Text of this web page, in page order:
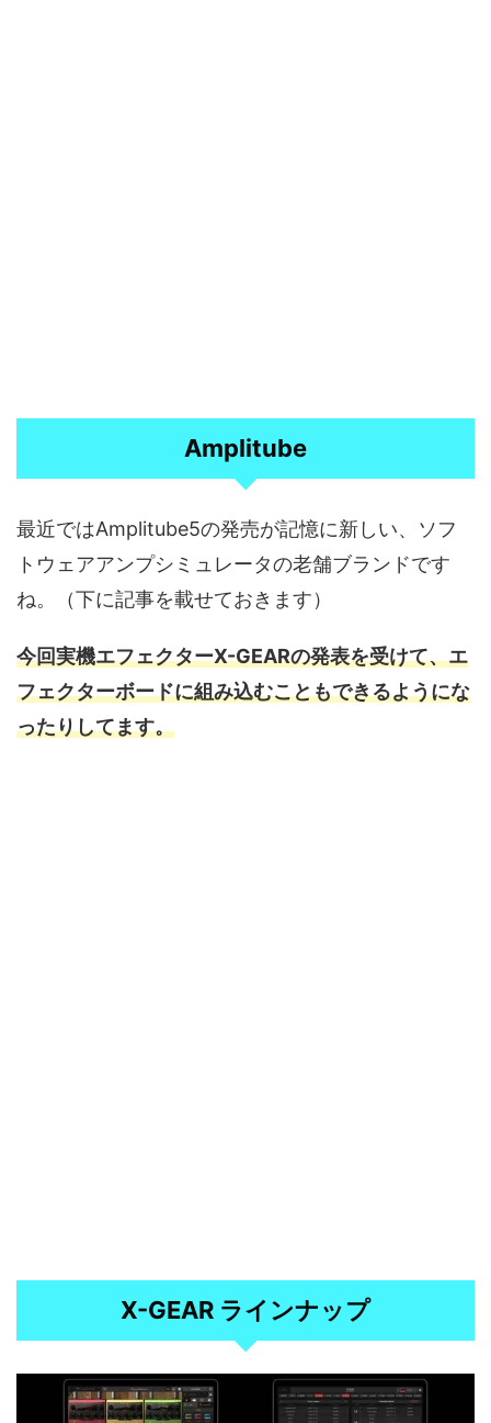
Amplitube
最近ではAmplitube5の発売が記憶に新しい、ソフ
トウェアアンプシミュレータの老舗ブランドです
ね。（下に記事を載せておきます）
今回実機エフェクターX-GEARの発表を受けて、エ
フェクターボードに組み込むこともできるようにな
ったりしてます。
X-GEAR ラインナップ